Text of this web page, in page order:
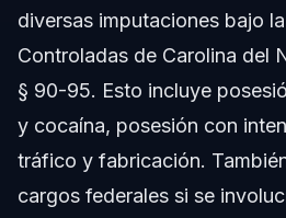
diversas imputaciones bajo
Controladas de Carolina del
§ 90-95. Esto incluye
y cocaína, posesión con
tráfico y fabricación.
cargos federales si se